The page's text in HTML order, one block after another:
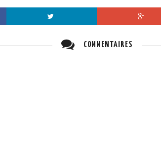
COMMENTAIRES